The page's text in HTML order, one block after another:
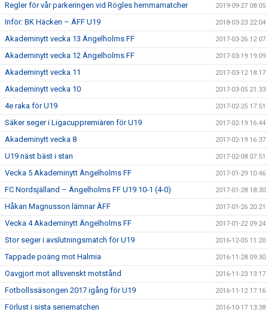
Regler för vår parkeringen vid Rögles hemmamatcher 2019-09-27 08:05
Inför: BK Häcken – ÄFF U19 2018-03-23 22:04
Akademinytt vecka 13 Ängelholms FF 2017-03-26 12:07
Akademinytt vecka 12 Ängelholms FF 2017-03-19 19:09
Akademinytt vecka 11 2017-03-12 18:17
Akademinytt vecka 10 2017-03-05 21:33
4e raka för U19 2017-02-25 17:51
Säker seger i Ligacuppremiären för U19 2017-02-19 16:44
Akademinytt vecka 8 2017-02-19 16:37
U19 näst bäst i stan 2017-02-08 07:51
Vecka 5 Akademinytt Ängelholms FF 2017-01-29 10:46
FC Nordsjälland – Ängelholms FF U19 10-1 (4-0) 2017-01-28 18:30
Håkan Magnusson lämnar ÄFF 2017-01-26 20:21
Vecka 4 Akademinytt Ängelholms FF 2017-01-22 09:24
Stor seger i avslutningsmatch för U19 2016-12-05 11:20
Tappade poäng mot Halmia 2016-11-28 09:30
Oavgjort mot allsvenskt motstånd 2016-11-23 13:17
Fotbollssäsongen 2017 igång för U19 2016-11-12 17:16
Förlust i sista seriematchen 2016-10-17 13:38